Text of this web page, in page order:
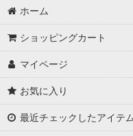
ホーム
ショッピングカート
マイページ
お気に入り
最近チェックしたアイテム